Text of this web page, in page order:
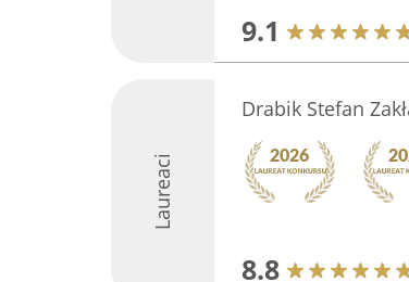
9.1
Laureaci
Drabik Stefan
8.8